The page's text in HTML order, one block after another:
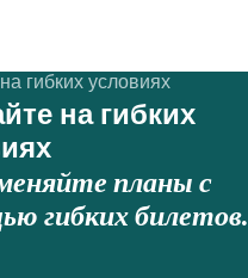
на гибких
планы с
гибких билетов.